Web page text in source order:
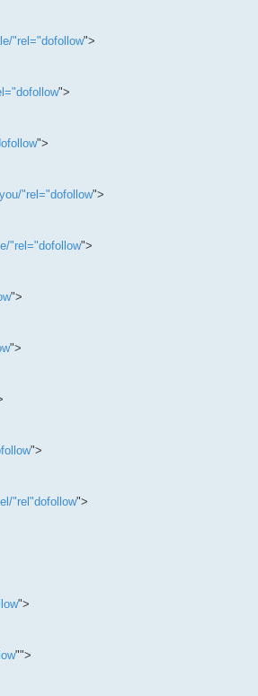
"rel="dofollow">
">
">
"rel="dofollow">
"rel="dofollow">
">
">
">
"rel"dofollow">
">
"">